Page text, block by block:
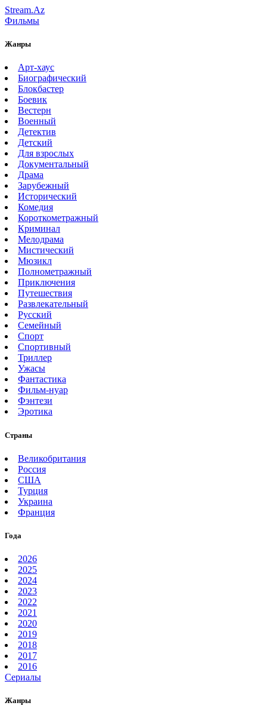
Stream.Az
Фильмы
Жанры
Арт-хаус
Биографический
Блокбастер
Боевик
Вестерн
Военный
Детектив
Детский
Для взрослых
Документальный
Драма
Зарубежный
Исторический
Комедия
Короткометражный
Криминал
Мелодрама
Мистический
Мюзикл
Полнометражный
Приключения
Путешествия
Развлекательный
Русский
Семейный
Спорт
Спортивный
Триллер
Ужасы
Фантастика
Фильм-нуар
Фэнтези
Эротика
Страны
Великобритания
Россия
США
Турция
Украина
Франция
Года
2026
2025
2024
2023
2022
2021
2020
2019
2018
2017
2016
Сериалы
Жанры